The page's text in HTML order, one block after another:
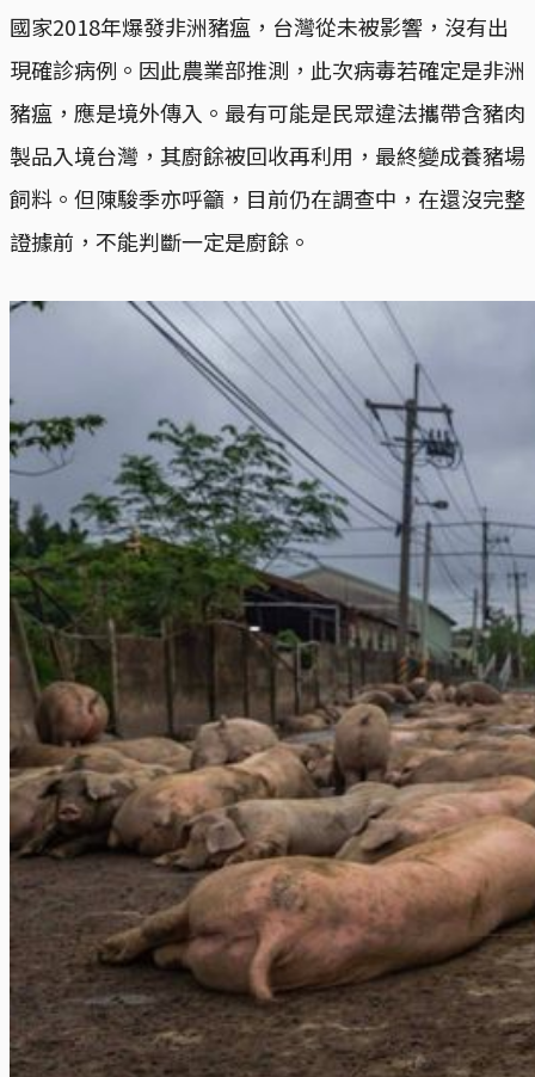
國家2018年爆發非洲豬瘟，台灣從未被影響，沒有出
現確診病例。因此農業部推測，此次病毒若確定是非洲
豬瘟，應是境外傳入。最有可能是民眾違法攜帶含豬肉
製品入境台灣，其廚餘被回收再利用，最終變成養豬場
飼料。但陳駿季亦呼籲，目前仍在調查中，在還沒完整
證據前，不能判斷一定是廚餘。